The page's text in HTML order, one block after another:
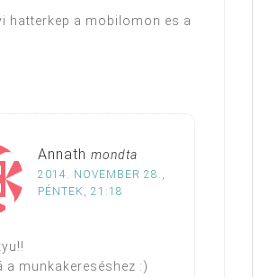
hatterkep a mobilomon es a
Annath mondta
2014. NOVEMBER 28.,
PÉNTEK, 21:18
a munkakereséshez :)